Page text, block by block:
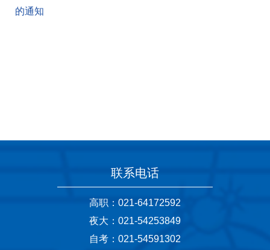
的通知
联系电话
高职：021-64172592
夜大：021-54253849
自考：021-54591302